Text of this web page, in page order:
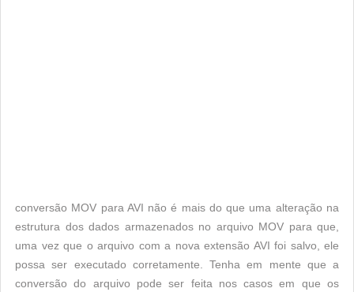
conversão MOV para AVI não é mais do que uma alteração na
estrutura dos dados armazenados no arquivo MOV para que,
uma vez que o arquivo com a nova extensão AVI foi salvo, ele
possa ser executado corretamente. Tenha em mente que a
conversão do arquivo pode ser feita nos casos em que os